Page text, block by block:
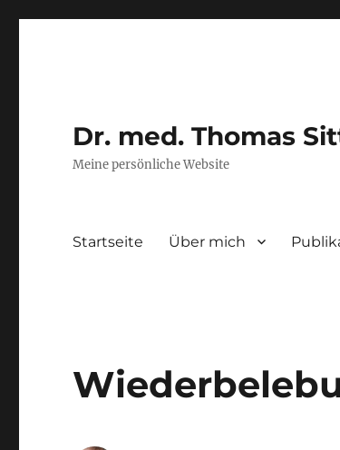
Dr. med. Thomas
Meine persönliche Website
Startseite Über mich